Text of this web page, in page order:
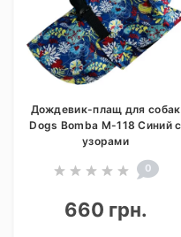
Дождевик-плащ для собак
Dogs Bomba M-118 Синий с
узорами
0
660 грн.